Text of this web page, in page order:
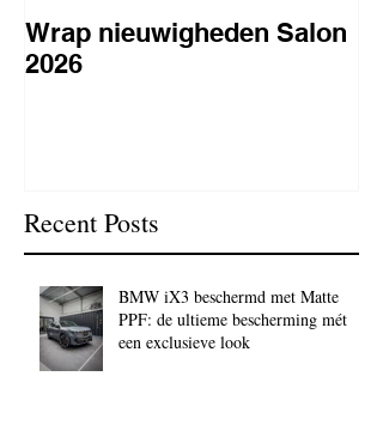
Wrap nieuwigheden Salon
2026
Recent Posts
BMW iX3 beschermd met Matte
PPF: de ultieme bescherming mét
een exclusieve look